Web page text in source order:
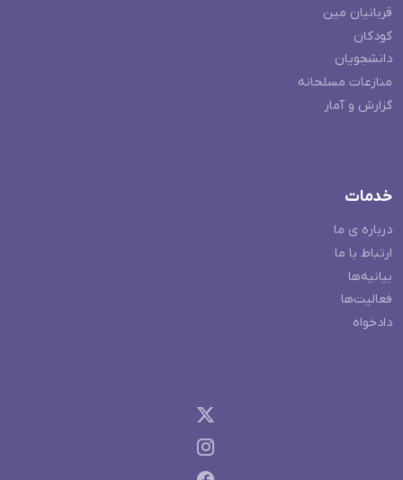
قربانیان مین
کودکان
دانشجویان
منازعات مسلحانه
گزارش و آمار
خدمات
درباره ی ما
ارتباط با ما
بیانیه‌ها
فعالیت‌ها
دادخواه